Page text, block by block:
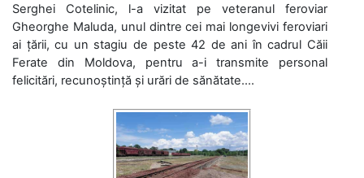
Serghei Cotelinic, l-a vizitat pe veteranul feroviar
Gheorghe Maluda, unul dintre cei mai longevivi feroviari
ai țării, cu un stagiu de peste 42 de ani în cadrul Căii
Ferate din Moldova, pentru a-i transmite personal
felicitări, recunoștință și urări de sănătate....